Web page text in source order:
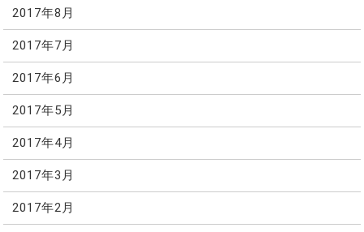
2017年8月
2017年7月
2017年6月
2017年5月
2017年4月
2017年3月
2017年2月